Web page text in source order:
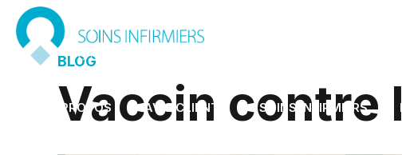
À PROPOS AVIS CLIENTS SOINS INFIRMIERS
BLOG
Vaccin contre